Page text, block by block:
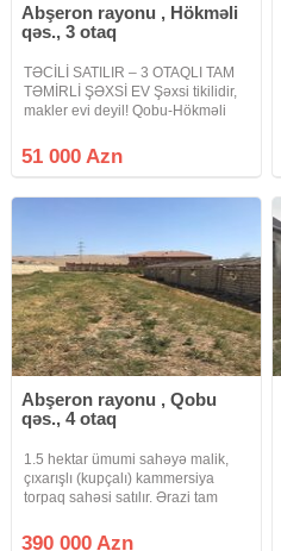
Abşeron rayonu , Hökməli
qəs., 3 otaq
TƏCİLİ SATILIR – 3 OTAQLI TAM
TƏMİRLİ ŞƏXSİ EV Şəxsi tikilidir,
makler evi deyil! Qobu-Hökməli
yerləşən, qoşa daşla tikilmiş, tam
təmirli və əşyalı 3 otaqlı ev satılır.
51 000 Azn
Abşeron rayonu , Qobu
qəs., 4 otaq
1.5 hektar ümumi sahəyə malik,
çıxarışlı (kupçalı) kammersiya
torpaq sahəsi satılır. Ərazi tam
fəaliyyəti üçün uyğundur. Sahədə
390 000 Azn